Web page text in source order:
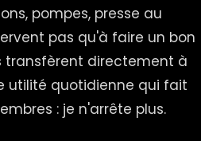
pompes, presse au
pas qu'à faire un bon
transfèrent directement à
utilité quotidienne qui fait
: je n'arrête plus.